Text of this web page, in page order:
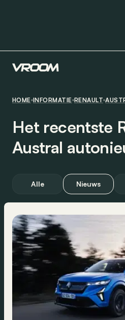
HOME INFORMATIE RENAULT
Het recentste
Austral
Alle Nieuws